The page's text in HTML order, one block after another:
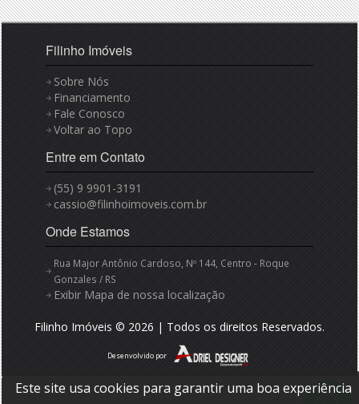
Este site usa cookies para garantir uma boa experiência
Filinho Imóveis
Sobre Nós
Financiamento
Fale Conosco
Voltar ao Topo
Entre em Contato
(55) 9 9901-3191
cassio@filinhoimoveis.com.br
Onde Estamos
Rua Major Antônio Cardoso, Nº 144, Centro - Roque
Gonzales / RS
Exibir Mapa de nossa localização
Filinho Imóveis © 2026 | Todos os direitos Reservados.
Desenvolvido por